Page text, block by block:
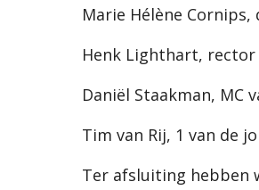
Marie Hélène Cornips,
Henk Lighthart, rector
Daniël Staakman, MC
Tim van Rij, 1 van de
Ter afsluiting hebben